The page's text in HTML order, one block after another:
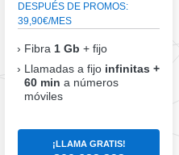
DESPUÉS DE PROMOS:
39,90€/MES
Fibra 1 Gb + fijo
Llamadas a fijo infinitas +
60 min a números
móviles
¡LLAMA GRATIS!